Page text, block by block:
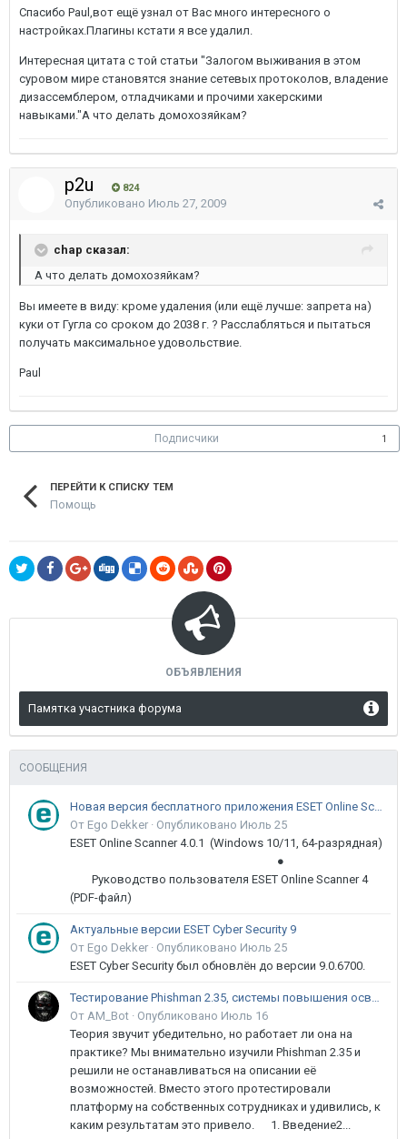
Спасибо Paul,вот ещё узнал от Вас много интересного о
настройках.Плагины кстати я все удалил.
Интересная цитата с той статьи "Залогом выживания в этом
суровом мире становятся знание сетевых протоколов, владение
дизассемблером, отладчиками и прочими хакерскими
навыками."А что делать домохозяйкам?
p2u 824
Опубликовано Июль 27, 2009
chap сказал:
А что делать домохозяйкам?
Вы имеете в виду: кроме удаления (или ещё лучше: запрета на)
куки от Гугла со сроком до 2038 г. ? Расслабляться и пытаться
получать максимальное удовольствие.
Paul
Подписчики 1
ПЕРЕЙТИ К СПИСКУ ТЕМ
Помощь
ОБЪЯВЛЕНИЯ
Памятка участника форума
СООБЩЕНИЯ
Новая версия бесплатного приложения ESET Online Scanner доступна пользователям
От Ego Dekker · Опубликовано Июль 25
ESET Online Scanner 4.0.1 (Windows 10/11, 64-разрядная)
●
Руководство пользователя ESET Online Scanner 4
(PDF-файл)
Актуальные версии ESET Cyber Security 9
От Ego Dekker · Опубликовано Июль 25
ESET Cyber Security был обновлён до версии 9.0.6700.
Тестирование Phishman 2.35, системы повышения осведомлённости пользователей в сфере ИБ
От AM_Bot · Опубликовано Июль 16
Теория звучит убедительно, но работает ли она на
практике? Мы внимательно изучили Phishman 2.35 и
решили не останавливаться на описании её
возможностей. Вместо этого протестировали
платформу на собственных сотрудниках и удивились, к
каким результатам это привело. 1. Введение2...